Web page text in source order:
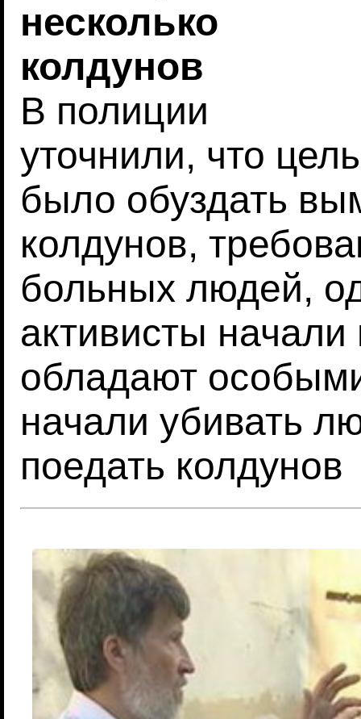
несколько
колдунов
В полиции
уточнили, что
было обуздать
колдунов,
больных людей,
активисты начали
обладают
начали убивать
поедать колдунов